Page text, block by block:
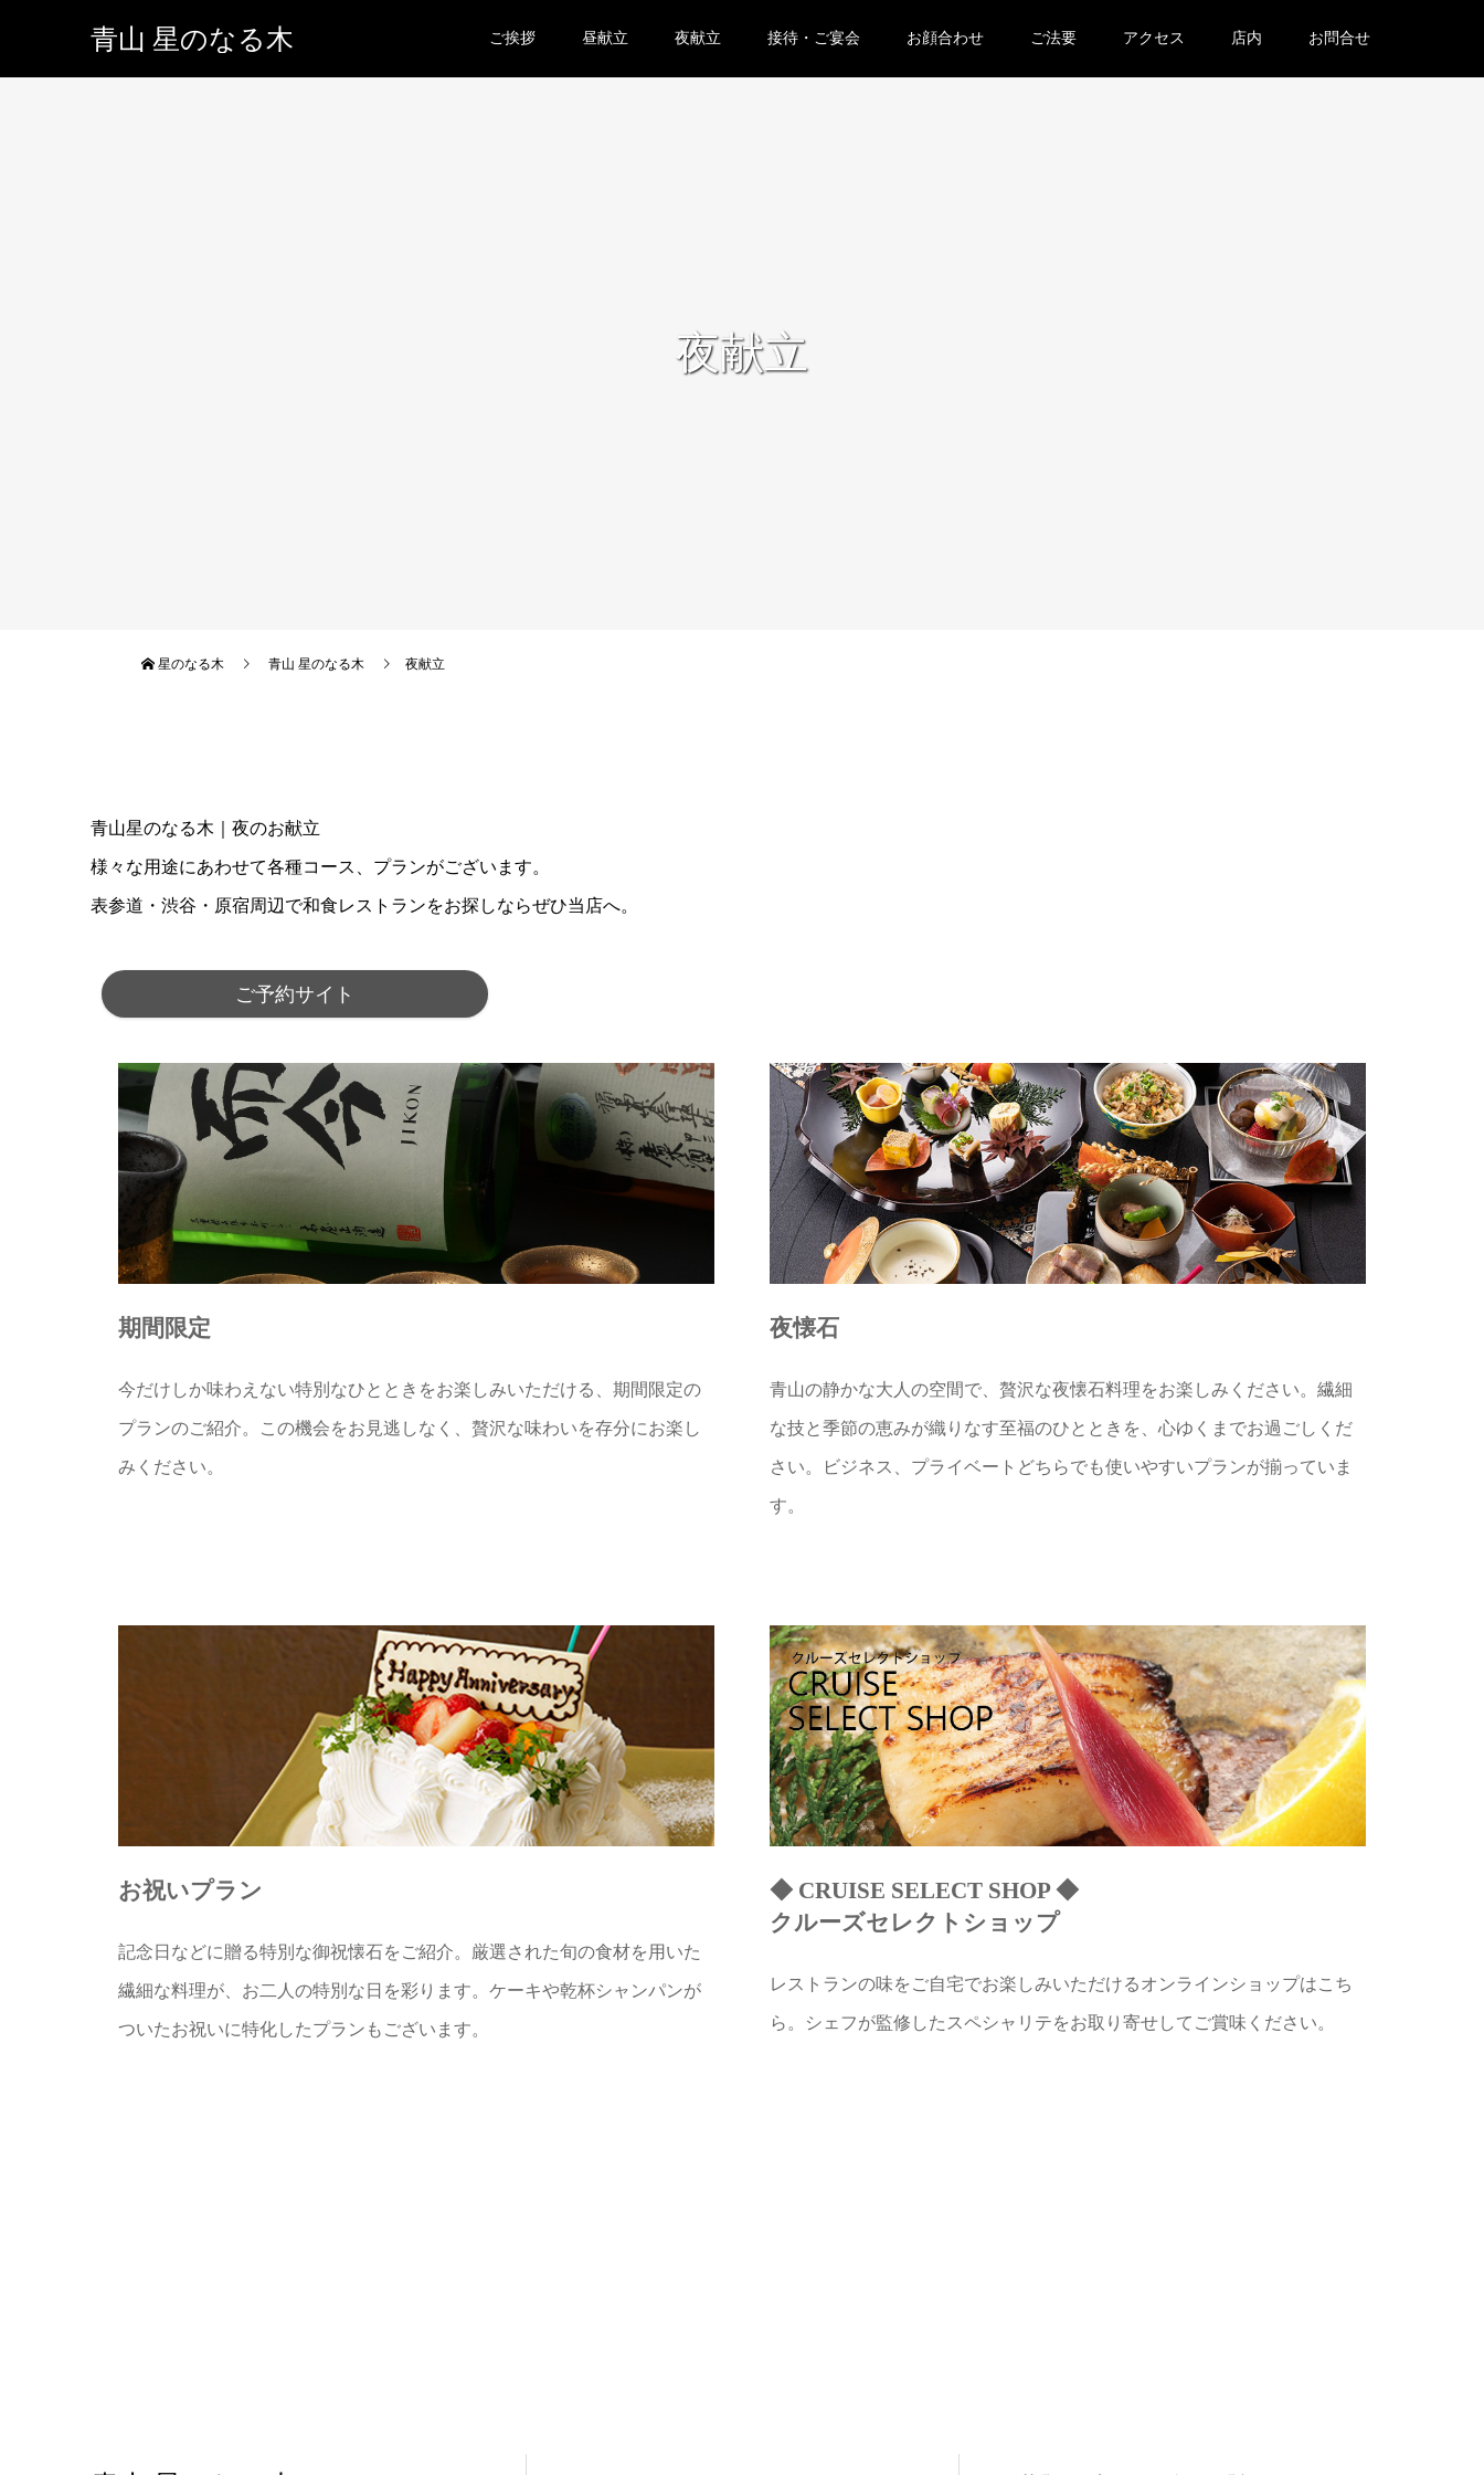
青山 星のなる木 ご挨拶 昼献立 夜献立 接待・ご宴会 お顔合わせ ご法要 アクセス 店内 お問合せ
夜献立
星のなる木 青山 星のなる木 夜献立
青山星のなる木｜夜のお献立
様々な用途にあわせて各種コース、プランがございます。
表参道・渋谷・原宿周辺で和食レストランをお探しならぜひ当店へ。
ご予約サイト
期間限定
今だけしか味わえない特別なひとときをお楽しみいただける、期間限定の
プランのご紹介。この機会をお見逃しなく、贅沢な味わいを存分にお楽し
みください。
夜懐石
青山の静かな大人の空間で、贅沢な夜懐石料理をお楽しみください。繊細
な技と季節の恵みが織りなす至福のひとときを、心ゆくまでお過ごしくだ
さい。ビジネス、プライベートどちらでも使いやすいプランが揃っていま
す。
お祝いプラン
記念日などに贈る特別な御祝懐石をご紹介。厳選された旬の食材を用いた
繊細な料理が、お二人の特別な日を彩ります。ケーキや乾杯シャンパンが
ついたお祝いに特化したプランもございます。
◆ CRUISE SELECT SHOP ◆
クルーズセレクトショップ
レストランの味をご自宅でお楽しみいただけるオンラインショップはこち
ら。シェフが監修したスペシャリテをお取り寄せしてご賞味ください。